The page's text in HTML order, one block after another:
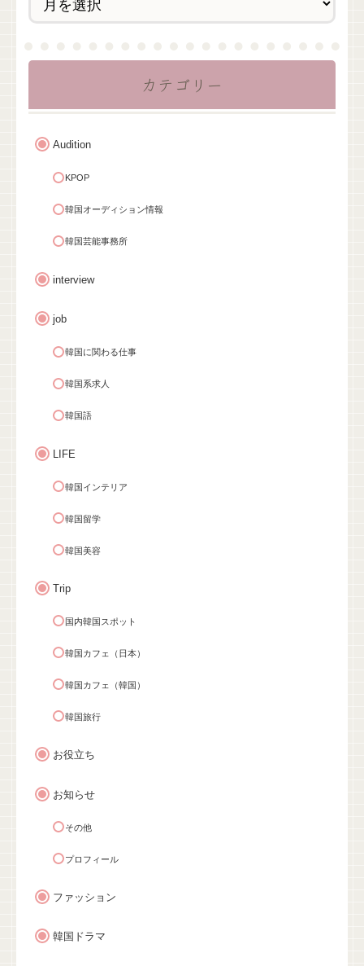
カテゴリー
Audition
KPOP
韓国オーディション情報
韓国芸能事務所
interview
job
韓国に関わる仕事
韓国系求人
韓国語
LIFE
韓国インテリア
韓国留学
韓国美容
Trip
国内韓国スポット
韓国カフェ（日本）
韓国カフェ（韓国）
韓国旅行
お役立ち
お知らせ
その他
プロフィール
ファッション
韓国ドラマ